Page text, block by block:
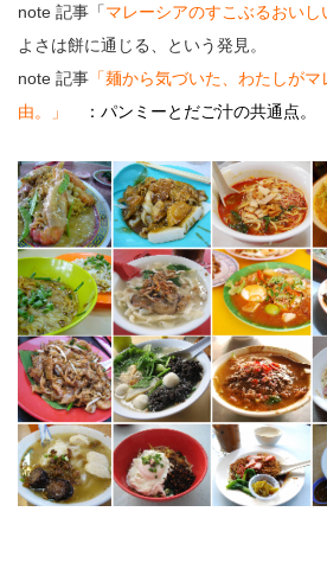
note 記事「マレーシアのすこぶるおいし
よさは餅に通じる、という発見。
note 記事 「麺から気づいた、わたしがマ
由。
」 ：パンミーとだご汁の共通点。